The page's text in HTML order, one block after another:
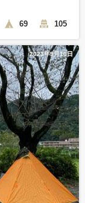
69 105
2023年9月10日